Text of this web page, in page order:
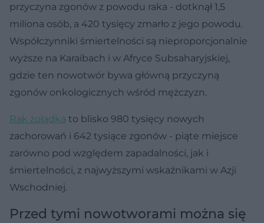
przyczyna zgonów z powodu raka - dotknął 1,5
miliona osób, a 420 tysięcy zmarło z jego powodu.
Współczynniki śmiertelności są nieproporcjonalnie
wyższe na Karaibach i w Afryce Subsaharyjskiej,
gdzie ten nowotwór bywa główną przyczyną
zgonów onkologicznych wśród mężczyzn.
Rak żołądka to blisko 980 tysięcy nowych
zachorowań i 642 tysiące zgonów - piąte miejsce
zarówno pod względem zapadalności, jak i
śmiertelności, z najwyższymi wskaźnikami w Azji
Wschodniej.
Przed tymi nowotworami można się